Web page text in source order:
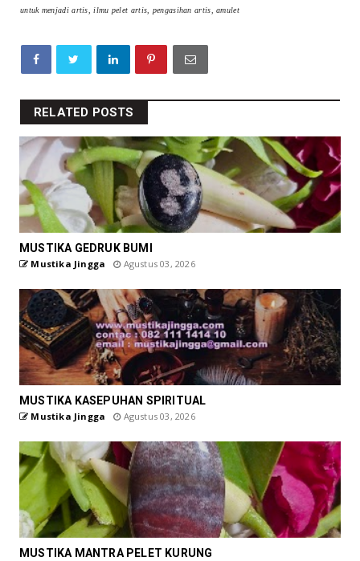
untuk menjadi artis, ilmu pelet artis, pengasihan artis, amulet
RELATED POSTS
MUSTIKA GEDRUK BUMI
Mustika Jingga Agustus 03, 2026
MUSTIKA KASEPUHAN SPIRITUAL
Mustika Jingga Agustus 03, 2026
MUSTIKA MANTRA PELET KURUNG